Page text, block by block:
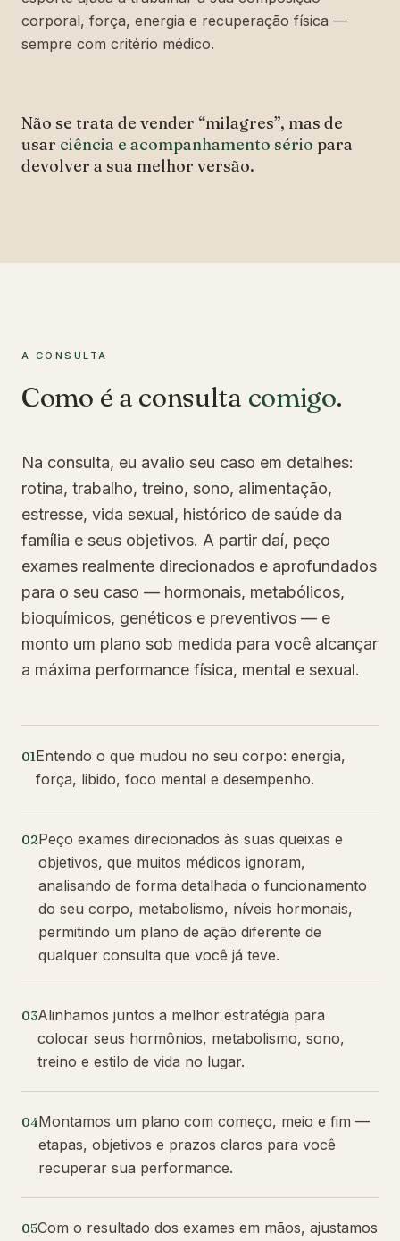
corporal, força, energia e recuperação física —
sempre com critério médico.
Não se trata de vender “milagres”, mas de
usar ciência e acompanhamento sério para
devolver a sua melhor versão.
A CONSULTA
Como é a consulta comigo.
Na consulta, eu avalio seu caso em detalhes:
rotina, trabalho, treino, sono, alimentação,
estresse, vida sexual, histórico de saúde da
família e seus objetivos. A partir daí, peço
exames realmente direcionados e aprofundados
para o seu caso — hormonais, metabólicos,
bioquímicos, genéticos e preventivos — e
monto um plano sob medida para você alcançar
a máxima performance física, mental e sexual.
01Entendo o que mudou no seu corpo: energia,
força, libido, foco mental e desempenho.
02Peço exames direcionados às suas queixas e
objetivos, que muitos médicos ignoram,
analisando de forma detalhada o funcionamento
do seu corpo, metabolismo, níveis hormonais,
permitindo um plano de ação diferente de
qualquer consulta que você já teve.
03Alinhamos juntos a melhor estratégia para
colocar seus hormônios, metabolismo, sono,
treino e estilo de vida no lugar.
04Montamos um plano com começo, meio e fim —
etapas, objetivos e prazos claros para você
recuperar sua performance.
05Com o resultado dos exames em mãos, ajustamos